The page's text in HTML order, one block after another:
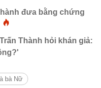
đưa bằng chứng
Thành hỏi khán giả:
bà Nữ